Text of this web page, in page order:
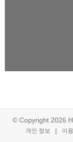
© Copyright 2026
개인 정보 이